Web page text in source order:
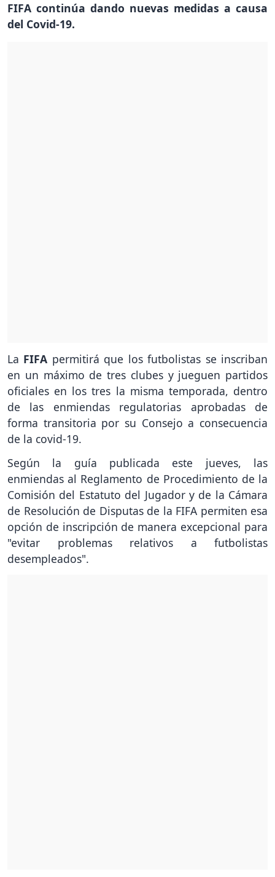
FIFA continúa dando nuevas medidas a causa
del Covid-19.
La FIFA permitirá que los futbolistas se inscriban
en un máximo de tres clubes y jueguen partidos
oficiales en los tres la misma temporada, dentro
de las enmiendas regulatorias aprobadas de
forma transitoria por su Consejo a consecuencia
de la covid-19.
Según la guía publicada este jueves, las
enmiendas al Reglamento de Procedimiento de la
Comisión del Estatuto del Jugador y de la Cámara
de Resolución de Disputas de la FIFA permiten esa
opción de inscripción de manera excepcional para
"evitar problemas relativos a futbolistas
desempleados".